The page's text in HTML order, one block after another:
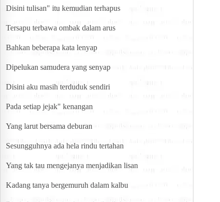
Disini tulisan" itu kemudian terhapus
Tersapu terbawa ombak dalam arus
Bahkan beberapa kata lenyap
Dipelukan samudera yang senyap
Disini aku masih terduduk sendiri
Pada setiap jejak" kenangan
Yang larut bersama deburan
Sesungguhnya ada hela rindu tertahan
Yang tak tau mengejanya menjadikan lisan
Kadang tanya bergemuruh dalam kalbu